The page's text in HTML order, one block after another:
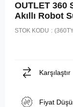
OUTLET 360
Akıllı Robot
STOK KODU
Karşılaştır
Fiyat